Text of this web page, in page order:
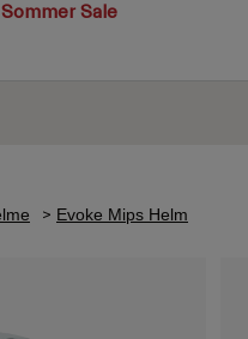
Sommer Sale
Evoke Mips Helm